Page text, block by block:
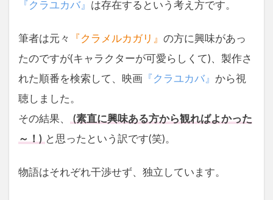
『クラユカバ』 は存在するという考え方です。
筆者は元々 『クラメルカガリ』 の方に興味があっ
たのですが(キャラクターが可愛らしくて)、製作さ
れた順番を検索して、映画 『クラユカバ』 から視
聴しました。
その結果、 (素直に興味ある方から観ればよかった
～！) と思ったという訳です(笑)。
物語はそれぞれ干渉せず、独立しています。